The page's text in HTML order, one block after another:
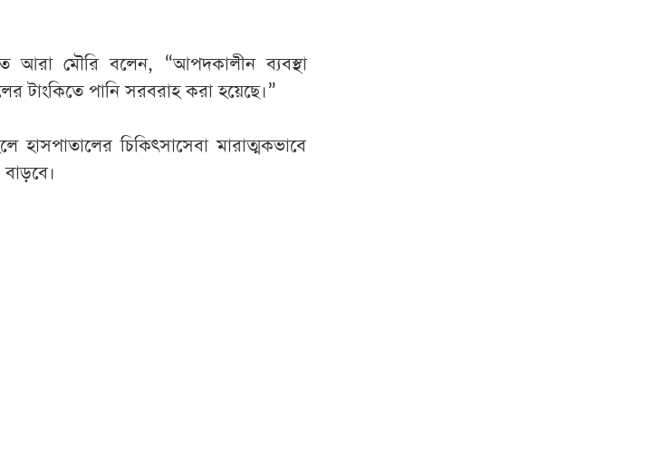
আরা মৌরি বলেন, “আপদকালীন ব্যবস্থা
টাংকিতে পানি সরবরাহ করা হয়েছে।”
হাসপাতালের চিকিৎসাসেবা মারাত্মকভাবে